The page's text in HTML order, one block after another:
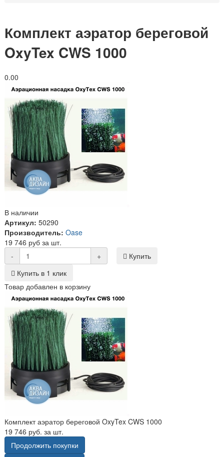
Комплект аэратор береговой
OxyTex CWS 1000
0.00
В наличии
Артикул: 50290
Производитель: Oase
19 746 руб за шт.
-
+
Купить
Купить в 1 клик
Товар добавлен в корзину
Комплект аэратор береговой OxyTex CWS 1000
19 746 руб. за шт.
Продолжить покупки